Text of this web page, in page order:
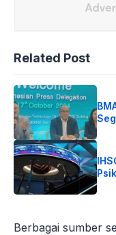
Related Post
Berbagai sumber